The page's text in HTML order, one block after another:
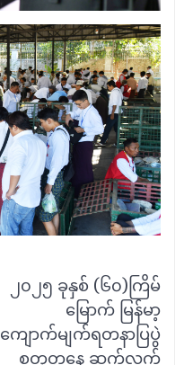
၂၀၂၅ ခုနှစ် (၆၀)ကြိမ်
မြောက် မြန်မာ့
ကျောက်မျက်ရတနာပြပွဲ
စတုတ္ထနေ့ ဆက်လက်